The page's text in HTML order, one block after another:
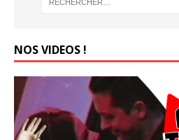
NOS VIDEOS !